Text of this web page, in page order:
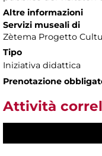
Altre informazioni
Servizi museali di
Zètema Progetto
Tipo
Iniziativa didattica
Prenotazione
Attività